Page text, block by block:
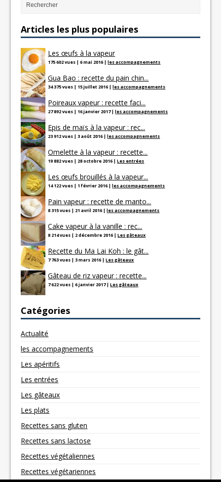
Articles les plus populaires
Les œufs à la vapeur
175 602 vues |6 mai 2016 |les accompagnements
Gua Bao : recette du pain chin...
34 375 vues | 15 juillet 2016 |les accompagnements
Poireaux vapeur : recette faci...
27 892 vues | 16 janvier 2017|les accompagnements
Epis de maïs à la vapeur : rec...
23 912 vues |3 août 2016 |les accompagnements
Omelette à la vapeur : recette...
19 882 vues | 28 octobre 2016 |Les entrées
Les œufs brouillés à la vapeur...
14 122 vues | 1 février 2016 |les accompagnements
Pain vapeur : recette de manto...
8 315 vues | 21 avril 2016 |les accompagnements
Cake vapeur à la vanille : rec...
8 214 vues | 2 décembre 2016 |Les gâteaux
Recette du Ma Lai Koh : le gât...
7 763 vues |3 mars 2016 |Les gâteaux
Gâteau de riz vapeur : recette...
7 622 vues |6 janvier 2017|Les gâteaux
Catégories
Actualité
les accompagnements
Les apéritifs
Les entrées
Les gâteaux
Les plats
Recettes sans gluten
Recettes sans lactose
Recettes végétaliennes
Recettes végétariennes